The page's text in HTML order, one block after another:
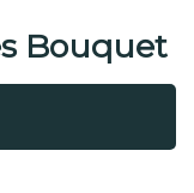
Bouquet